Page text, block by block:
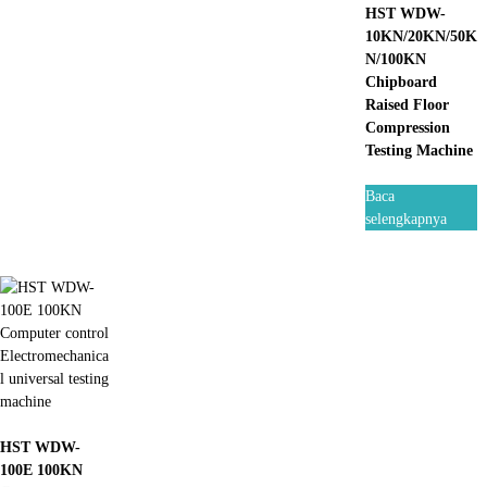
HST WDW-
10KN/20KN/50K
N/100KN
Chipboard
Raised Floor
Compression
Testing Machine
Baca
selengkapnya
HST WDW-
100E 100KN